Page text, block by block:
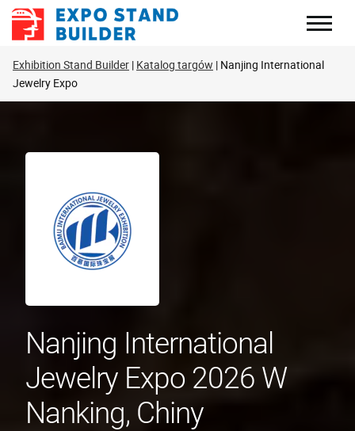
Skip
Exhibition Stand Builder Katalog targów Nanjing International
Jewelry Expo
Nanjing International
Jewelry Expo 2026 W
Nanking, Chiny